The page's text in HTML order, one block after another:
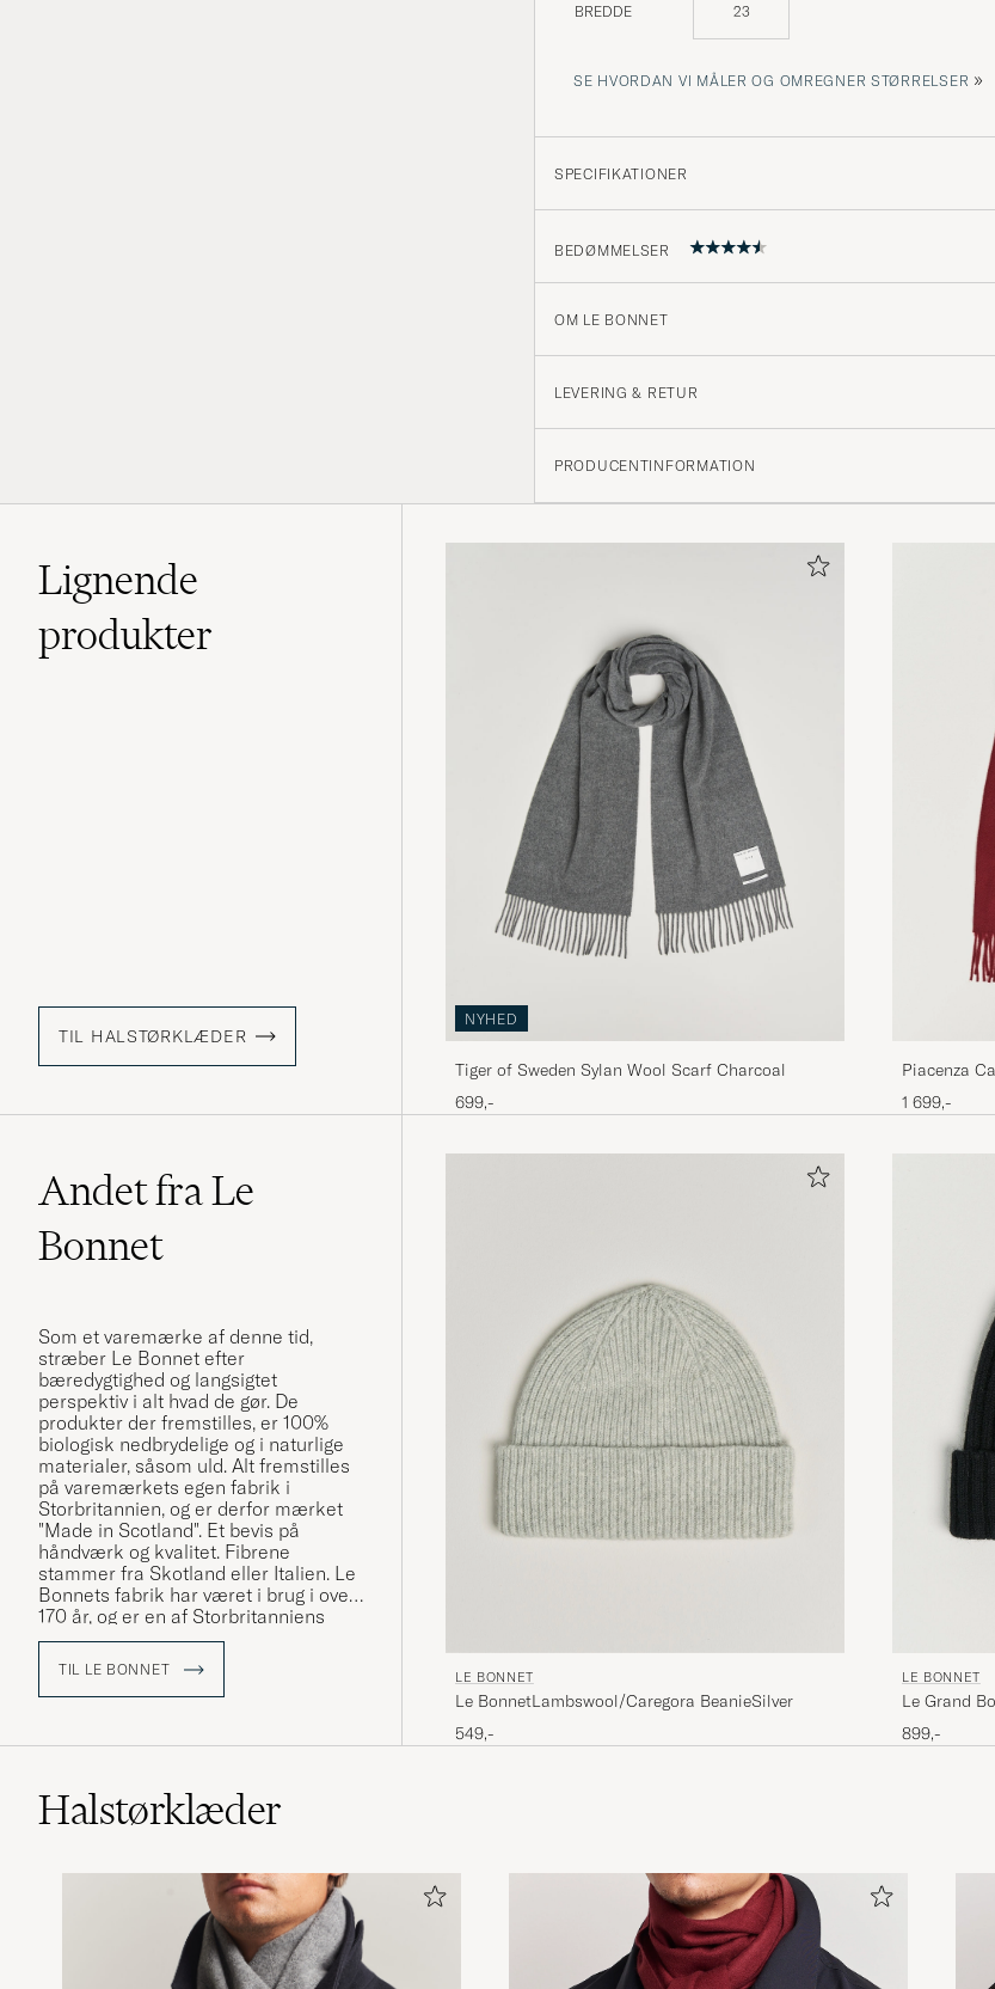
BREDDE 23
SE HVORDAN VI MÅLER OG OMREGNER STØRRELSER »
SPECIFIKATIONER
BEDØMMELSER
Top Quality - timeless chic - colorful statement
FABIAN F KØBTE PÅ CAREOFCARL.DE
LISE E KØBTE PÅ CAREOFCARL.NO
OM LE BONNET
LEVERING & RETUR
PRODUCENTINFORMATION
Lignende
produkter
TIL HALSTØRKLÆDER
NYHED
Tiger of Sweden Sylan Wool Scarf Charcoal
699,-
Piacenza
1 699,-
Andet fra Le
Bonnet
Som et varemærke af denne tid,
stræber Le Bonnet efter
bæredygtighed og langsigtet
perspektiv i alt hvad de gør. De
produkter der fremstilles, er 100%
biologisk nedbrydelige og i naturlige
materialer, såsom uld. Alt fremstilles
på varemærkets egen fabrik i
Storbritannien, og er derfor mærket
"Made in Scotland". Et bevis på
håndværk og kvalitet. Fibrene
stammer fra Skotland eller Italien. Le
Bonnets fabrik har været i brug i over
170 år, og er en af ​​Storbritanniens
ældste.
Opdag huer, strikket på traditionelle
maskiner, med hjælp af teknik der er
TIL LE BONNET LE BONNET
Le BonnetLambswool/Caregora BeanieSilver
549,-
LE BONNET
Le Grand
899,-
Halstørklæder